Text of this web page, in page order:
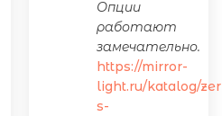
Опции
работают
замечательно.
https://mirror-
light.ru/katalog/
s-